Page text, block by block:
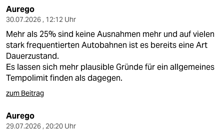
Aurego
30.07.2026 , 12:12 Uhr
Mehr als 25% sind keine Ausnahmen mehr und auf vielen
stark frequentierten Autobahnen ist es bereits eine Art
Dauerzustand.
Es lassen sich mehr plausible Gründe für ein allgemeines
Tempolimit finden als dagegen.
zum Beitrag
Aurego
29.07.2026 , 20:20 Uhr